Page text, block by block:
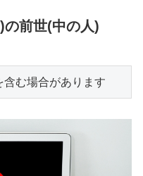
の前世(中の人)
む場合があります